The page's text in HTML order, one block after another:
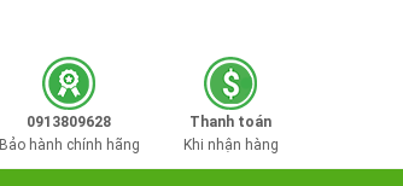
0913809628
Bảo hành chính hãng
Thanh toán
Khi nhận hàng